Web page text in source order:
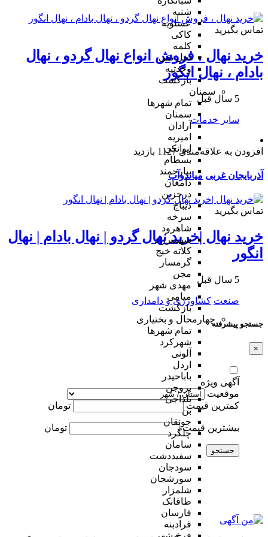
شنبه
عسلویه
کاکی
کلمه
نخل تقی
وحدتیه
بازگشت
سمنان
تمام شهر‌ها
سمنان
آرادان
امیریه
ایوانکی
بسطام
بیارجمند
دامغان
درجزین
دیباج
سرخه
شاهرود
شهمیرزاد
کلاته خیج
گرمسار
مجن
مهدی شهر
میامی
بازگشت
چهارمحال و بختیاری
تمام شهر‌ها
شهرکرد
آلونی
اردل
باباحیدر
بروجن
بلداجی
بن
جونقان
چلگرد
سامان
سفیددشت
سودجان
سورشجان
شلمزار
طاقانک
فارسان
فرادبنه
تماس بگیرید
خرید نهال ، فروش انواع نهال گردو ، نهال
بادام ، نهال انگور
5 سال قبل
سایر خدمات
افزودن به علاقه‌مندی 1127 بازدید
آذربایجان غربی میاندوآب
تماس بگیرید
خرید نهال |خرید نهال گردو | نهال بادام | نهال
انگور
5 سال قبل
صنعت کشاورزی و دامداری
جستجو پیشرفته
×
آگهی ویژه
موقعیت
کمترین قیمت
تومان
بیشترین قیمت تومان
جستجو